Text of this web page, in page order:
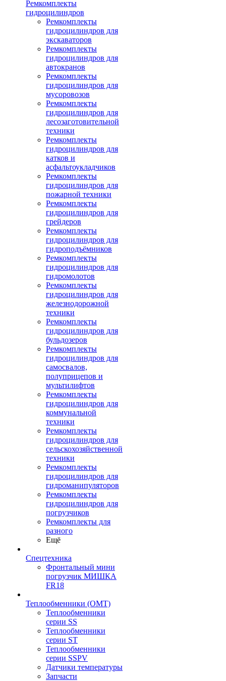
Ремкомплекты
гидроцилиндров
Ремкомплекты
гидроцилиндров для
экскаваторов
Ремкомплекты
гидроцилиндров для
автокранов
Ремкомплекты
гидроцилиндров для
мусоровозов
Ремкомплекты
гидроцилиндров для
лесозаготовительной
техники
Ремкомплекты
гидроцилиндров для
катков и
асфальтоукладчиков
Ремкомплекты
гидроцилиндров для
пожарной техники
Ремкомплекты
гидроцилиндров для
грейдеров
Ремкомплекты
гидроцилиндров для
гидроподъёмников
Ремкомплекты
гидроцилиндров для
гидромолотов
Ремкомплекты
гидроцилиндров для
железнодорожной
техники
Ремкомплекты
гидроцилиндров для
бульдозеров
Ремкомплекты
гидроцилиндров для
самосвалов,
полуприцепов и
мультилифтов
Ремкомплекты
гидроцилиндров для
коммунальной
техники
Ремкомплекты
гидроцилиндров для
сельскохозяйственной
техники
Ремкомплекты
гидроцилиндров для
гидроманипуляторов
Ремкомплекты
гидроцилиндров для
погрузчиков
Ремкомплекты для
разного
Ещё
Спецтехника
Фронтальный мини
погрузчик МИШКА
FR18
Теплообменники (OMT)
Теплообменники
серии SS
Теплообменники
серии ST
Теплообменники
серии SSPV
Датчики температуры
Запчасти